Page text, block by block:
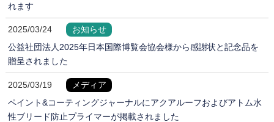
れます
2025/03/24
お知らせ
公益社団法人2025年日本国際博覧会協会様から感謝状と記念品を
贈呈されました
2025/03/19
メディア
ペイント&コーティングジャーナルにアクアルーフおよびアトム水
性ブリード防止プライマーが掲載されました